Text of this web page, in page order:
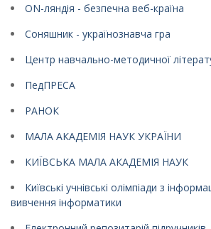
ON-ляндія - безпечна веб-країна
Соняшник - українознавча гра
Центр навчально-методичної
ПедПРЕСА
РАНОК
МАЛА АКАДЕМІЯ НАУК УКРАЇНИ
КИЇВСЬКА МАЛА АКАДЕМІЯ НАУК
Київські учнівські олімпіади з
вивчення інформатики